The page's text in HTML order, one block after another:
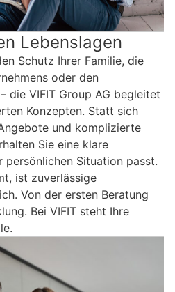
Lebenslagen
Schutz Ihrer Familie, die
oder den
die VIFIT Group AG begleitet
Konzepten. Statt sich
und komplizierte
Sie eine klare
persönlichen Situation passt.
ist zuverlässige
Von der ersten Beratung
Bei VIFIT steht Ihre